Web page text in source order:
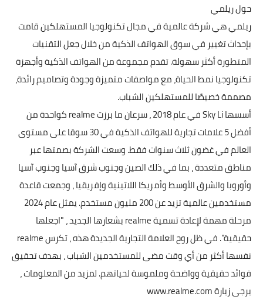
حول ريلمي
ريلمي هي شركة عالمية في مجال تكنولوجيا المستهلكين قامت
بإحداث تغيير في سوق الهواتف الذكية من خلال جعل التقنيات
المتطورة أكثر سهولة. تقدم مجموعة من الهواتف الذكية وأجهزة
تكنولوجيا نمط الحياة، مع مواصفات متميزة وجودة وتصاميم رائدة،
مصممة خصيصًا للمستهلكين الشباب.
أسسها Sky Li في عام 2018 ، سرعان ما برزت realme كواحدة من
أفضل 5 علامات تجارية للهواتف الذكية في 30 سوقا على مستوى
العالم في غضون ثلاث سنوات فقط. وسعت الشركة بصمتها عبر
مناطق متعددة ، بما في ذلك الصين وجنوب شرق آسيا وجنوب آسيا
وأوروبا والشرق الأوسط وأمريكا اللاتينية وإفريقيا ، وجمعت قاعدة
مستخدمين عالمية تزيد عن 200 مليون مستخدم. يمثل عام 2024
مرحلة مهمة لإعادة تسمية realme بشعارها الجديد ، "اجعلها
حقيقية". في ظل روح العلامة التجارية الجديدة هذه ، تكرس realme
نفسها أكثر من أي وقت مضى للمستخدمين الشباب ، بهدف تحقيق
فوائد حقيقية وواضحة وملموسة لحياتهم. لمزيد من المعلومات ،
يرجى زيارة www.realme.com